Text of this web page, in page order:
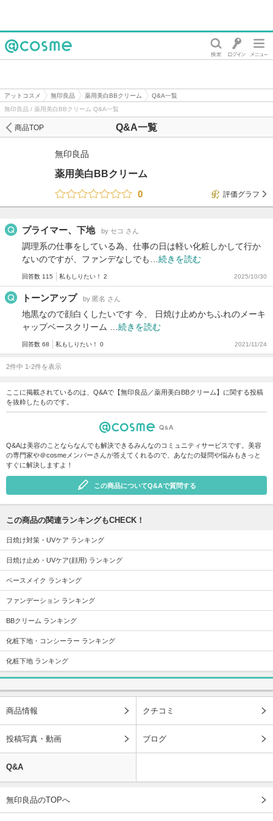
アットコスメ 無印良品 薬用美白BBクリーム
Q&A一覧
無印良品 / 薬用美白BBクリーム Q&A一覧
Q&A一覧
商品TOP
無印良品
薬用美白BBクリーム
0
評価グラフ
プライマー、下地 by セコ さん
調理系の仕事をしている為、仕事の日は軽い化粧しかして行か
ないのですが、ファンデなしでも… 続きを読む
回答数 115 私もしりたい！ 2 2025/10/30
トーンアップ by 匿名 さん
地黒なので顔白くしたいです 今、 日焼け止めかちふれのメーキ
ャップベースクリーム … 続きを読む
回答数 68 私もしりたい！ 0 2021/11/24
2件中 1-2件を表示
ここに掲載されているのは、Q&Aで【無印良品／薬用美白BBクリーム】に関する投稿
を抜粋したものです。
Q&Aは美容のことならなんでも解決できるみんなのコミュニティサービスです。美容
の専門家や＠cosmeメンバーさんが答えてくれるので、あなたの疑問や悩みもきっと
すぐに解決しますよ！
この商品についてQ&Aで質問する
この商品の関連ランキングもCHECK！
日焼け対策・UVケア ランキング
日焼け止め・UVケア(顔用) ランキング
ベースメイク ランキング
ファンデーション ランキング
BBクリーム ランキング
化粧下地・コンシーラー ランキング
化粧下地 ランキング
商品情報 クチコミ
投稿写真・動画 ブログ
Q&A
無印良品のTOPへ